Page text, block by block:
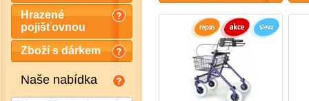
Hrazené
pojišťovnou
Zboží s dárkem
Naše nabídka